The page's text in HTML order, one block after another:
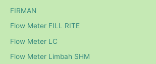
FIRMAN
Flow Meter FILL RITE
Flow Meter LC
Flow Meter Limbah SHM